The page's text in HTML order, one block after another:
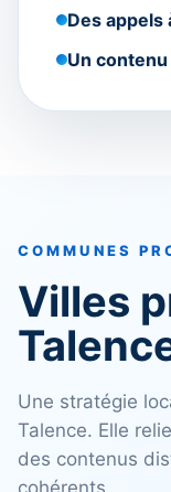
Des appels
Un
COMMUNES
Villes
Une stratégie
Talence. Elle
des contenus
cohérents.